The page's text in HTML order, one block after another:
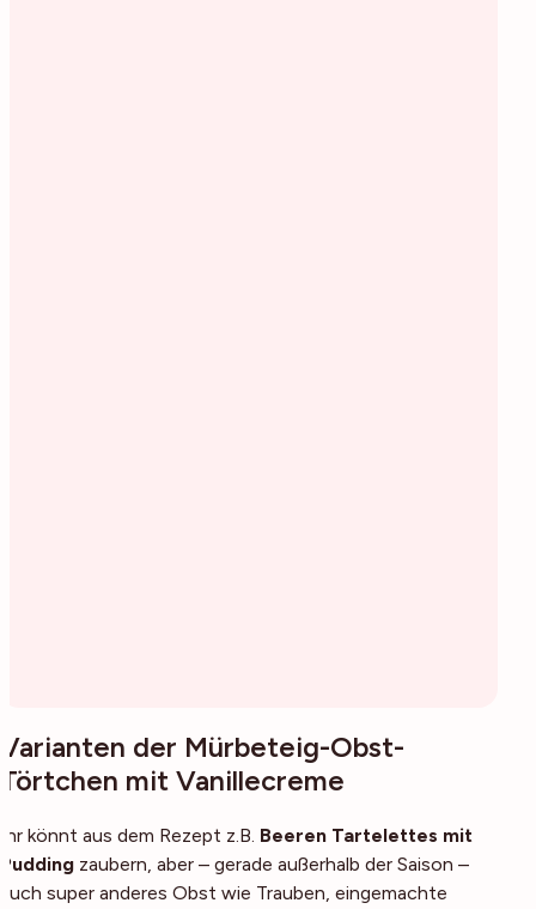
Varianten der Mürbeteig-Obst-
Törtchen mit Vanillecreme
Ihr könnt aus dem Rezept z.B. Beeren Tartelettes mit
Pudding zaubern, aber – gerade außerhalb der Saison –
auch super anderes Obst wie Trauben, eingemachte